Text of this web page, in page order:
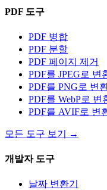
PDF 도구
PDF 병합
PDF 분할
PDF 페이지 제거
PDF를 JPEG로 변
PDF를 PNG로 변
PDF를 WebP로 변
PDF를 AVIF로 변
모든 도구 보기 →
개발자 도구
날짜 변환기